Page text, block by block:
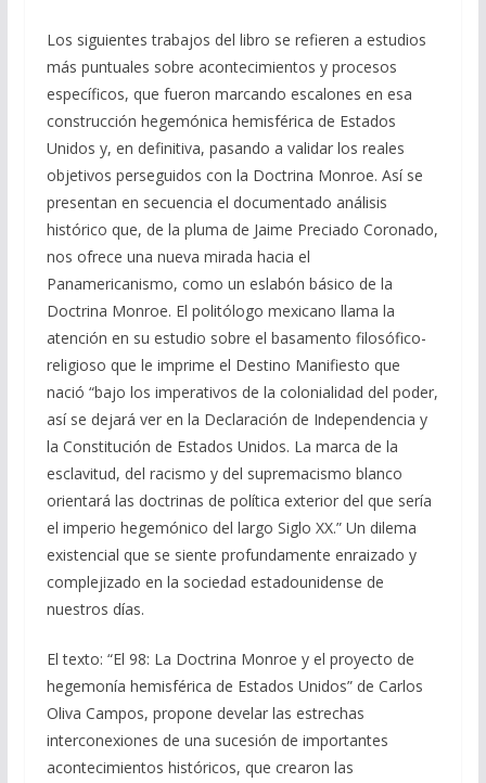
Los siguientes trabajos del libro se refieren a estudios
más puntuales sobre acontecimientos y procesos
específicos, que fueron marcando escalones en esa
construcción hegemónica hemisférica de Estados
Unidos y, en definitiva, pasando a validar los reales
objetivos perseguidos con la Doctrina Monroe. Así se
presentan en secuencia el documentado análisis
histórico que, de la pluma de Jaime Preciado Coronado,
nos ofrece una nueva mirada hacia el
Panamericanismo, como un eslabón básico de la
Doctrina Monroe. El politólogo mexicano llama la
atención en su estudio sobre el basamento filosófico-
religioso que le imprime el Destino Manifiesto que
nació “bajo los imperativos de la colonialidad del poder,
así se dejará ver en la Declaración de Independencia y
la Constitución de Estados Unidos. La marca de la
esclavitud, del racismo y del supremacismo blanco
orientará las doctrinas de política exterior del que sería
el imperio hegemónico del largo Siglo XX.” Un dilema
existencial que se siente profundamente enraizado y
complejizado en la sociedad estadounidense de
nuestros días.
El texto: “El 98: La Doctrina Monroe y el proyecto de
hegemonía hemisférica de Estados Unidos” de Carlos
Oliva Campos, propone develar las estrechas
interconexiones de una sucesión de importantes
acontecimientos históricos, que crearon las